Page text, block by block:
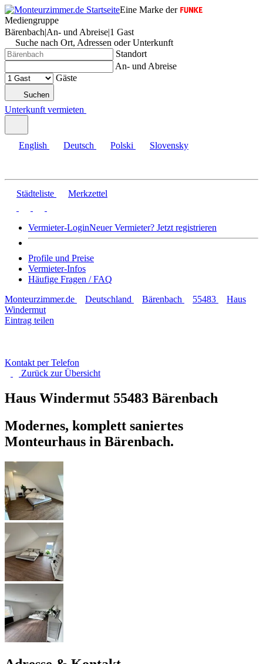
Eine Marke der
Mediengruppe
Bärenbach|An- und Abreise|1 Gast
Suche nach Ort, Adressen oder Unterkunft
Standort
An- und Abreise
Gäste
Suchen
Unterkunft vermieten
English Deutsch Polski Slovensky
Städteliste Merkzettel
Vermieter-LoginNeuer Vermieter? Jetzt registrieren
Profile und Preise
Vermieter-Infos
Häufige Fragen / FAQ
Monteurzimmer.de
Deutschland Bärenbach 55483
Haus
Windermut
Eintrag teilen
Kontakt per Telefon
Zurück zurÜbersicht
Haus Windermut 55483 Bärenbach
Modernes, komplett saniertes
Monteurhaus in Bärenbach.